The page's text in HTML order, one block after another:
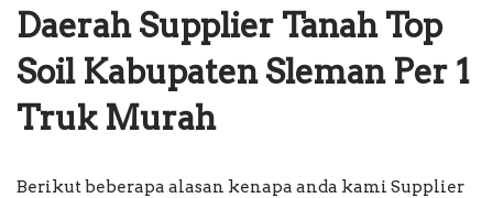
Daerah Supplier Tanah Top
Soil Kabupaten Sleman Per 1
Truk Murah
Berikut beberapa alasan kenapa anda kami Supplier